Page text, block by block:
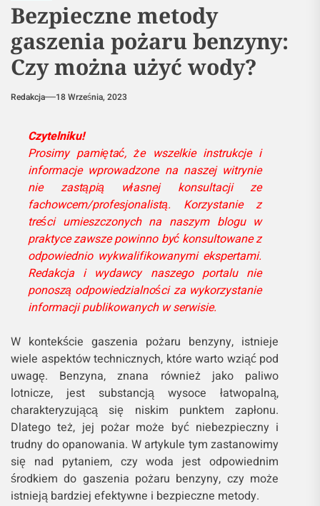
Bezpieczne metody
gaszenia pożaru benzyny:
Czy można użyć wody?
Redakcja 18 Września, 2023
Czytelniku!
Prosimy pamiętać, że wszelkie instrukcje i
informacje wprowadzone na naszej witrynie
nie zastąpią własnej konsultacji ze
fachowcem/profesjonalistą. Korzystanie z
treści umieszczonych na naszym blogu w
praktyce zawsze powinno być konsultowane z
odpowiednio wykwalifikowanymi ekspertami.
Redakcja i wydawcy naszego portalu nie
ponoszą odpowiedzialności za wykorzystanie
informacji publikowanych w serwisie.
W kontekście gaszenia pożaru benzyny, istnieje
wiele aspektów technicznych, które warto wziąć pod
uwagę. Benzyna, znana również jako paliwo
lotnicze, jest substancją wysoce łatwopalną,
charakteryzującą się niskim punktem zapłonu.
Dlatego też, jej pożar może być niebezpieczny i
trudny do opanowania. W artykule tym zastanowimy
się nad pytaniem, czy woda jest odpowiednim
środkiem do gaszenia pożaru benzyny, czy może
istnieją bardziej efektywne i bezpieczne metody.